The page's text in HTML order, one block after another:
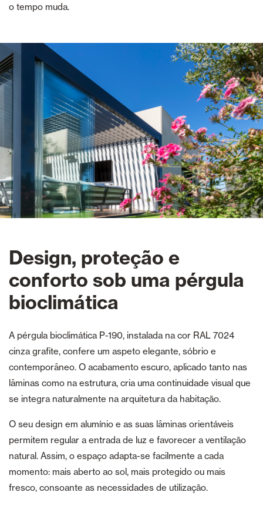
o tempo muda.
Design, proteção e
conforto sob uma pérgula
bioclimática
A pérgula bioclimática P-190, instalada na cor RAL 7024
cinza grafite, confere um aspeto elegante, sóbrio e
contemporâneo. O acabamento escuro, aplicado tanto nas
lâminas como na estrutura, cria uma continuidade visual que
se integra naturalmente na arquitetura da habitação.
O seu design em alumínio e as suas lâminas orientáveis
permitem regular a entrada de luz e favorecer a ventilação
natural. Assim, o espaço adapta-se facilmente a cada
momento: mais aberto ao sol, mais protegido ou mais
fresco, consoante as necessidades de utilização.